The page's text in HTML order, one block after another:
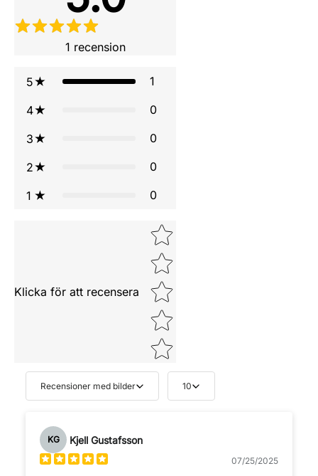
1 recension
5 1
4 0
3 0
2 0
1 0
Klicka för att recensera
Star rating
Recensioner med bilder 10
KG Kjell Gustafsson
07/25/2025